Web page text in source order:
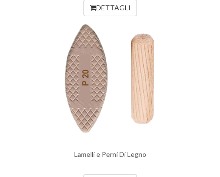
DETTAGLI
Lamelli e Perni Di Legno